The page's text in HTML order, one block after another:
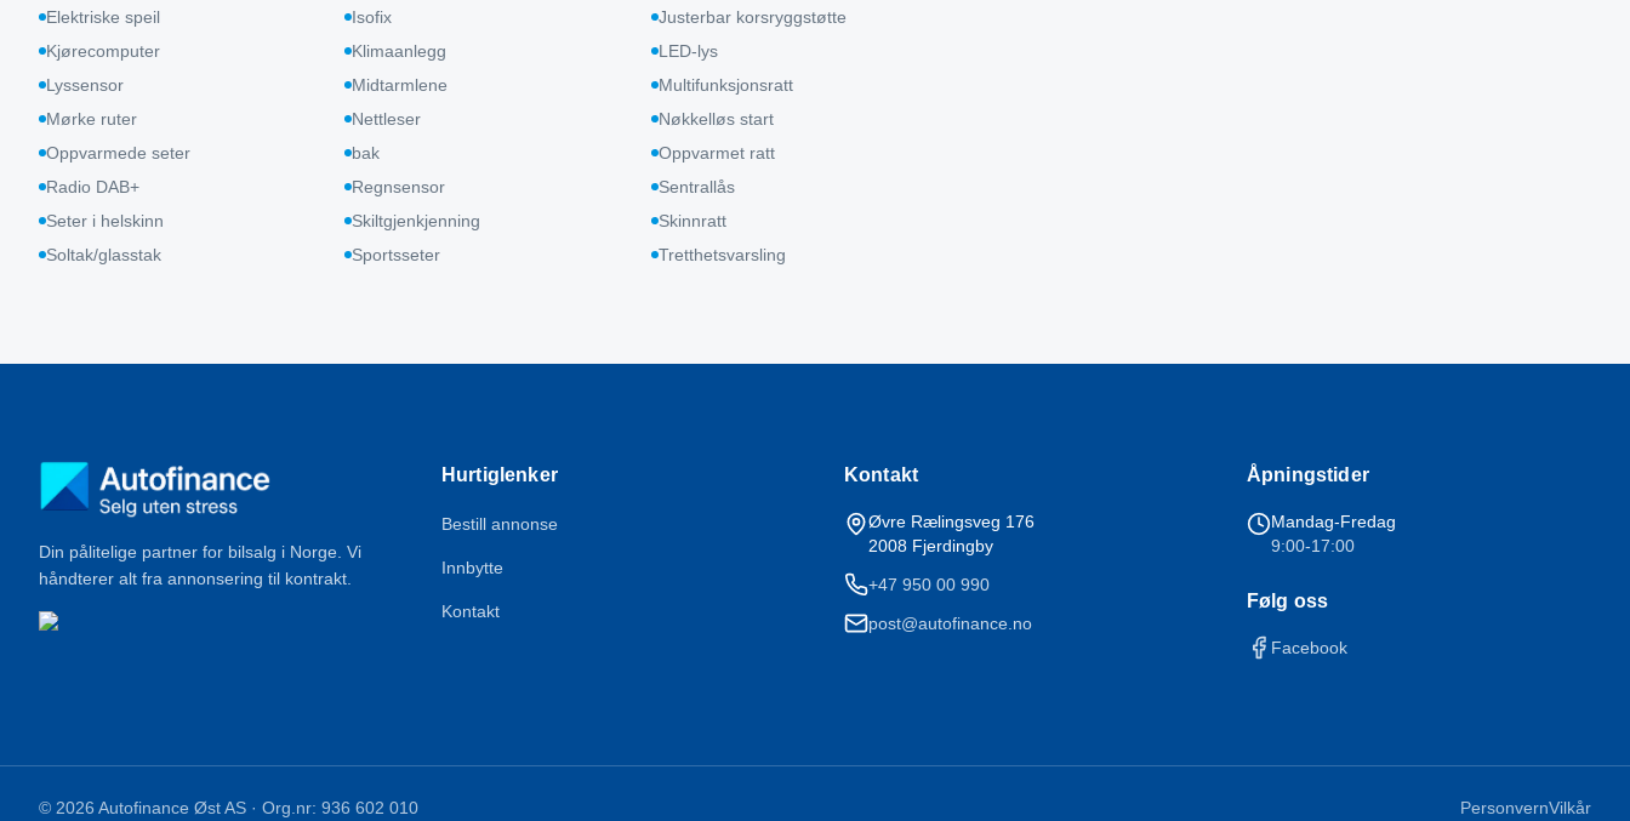
Elektriske speil
Isofix
Justerbar korsryggstøtte
Kjørecomputer
Klimaanlegg
LED-lys
Lyssensor
Midtarmlene
Multifunksjonsratt
Mørke ruter
Nettleser
Nøkkelløs start
Oppvarmede seter
bak
Oppvarmet ratt
Radio DAB+
Regnsensor
Sentrallås
Seter i helskinn
Skiltgjenkjenning
Skinnratt
Soltak/glasstak
Sportsseter Tretthetsvarsling
Din pålitelige partner for bilsalg i Norge. Vi
håndterer alt fra annonsering til kontrakt.
Hurtiglenker
Bestill annonse
Innbytte
Kontakt
Kontakt
Øvre Rælingsveg 176
2008 Fjerdingby
+47 950 00 990
post@autofinance.no
Åpningstider
Mandag-Fredag
9:00-17:00
Følg oss
Facebook
© 2026 Autofinance Øst AS · Org.nr: 936 602 010 PersonvernVilkår